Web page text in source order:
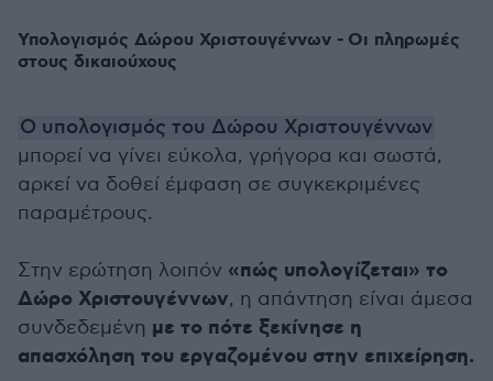
Υπολογισμός Δώρου Χριστουγέννων - Οι πληρωμές
στους δικαιούχους
Ο υπολογισμός του Δώρου Χριστουγέννων
μπορεί να γίνει εύκολα, γρήγορα και σωστά,
αρκεί να δοθεί έμφαση σε συγκεκριμένες
παραμέτρους.
Στην ερώτηση λοιπόν «πώς υπολογίζεται» το
Δώρο Χριστουγέννων, η απάντηση είναι άμεσα
συνδεδεμένη με το πότε ξεκίνησε η
απασχόληση του εργαζομένου στην επιχείρηση.